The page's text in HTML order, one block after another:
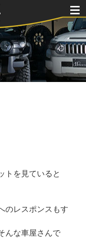
トを見ていると
のレスポンスもす
んな車屋さんで